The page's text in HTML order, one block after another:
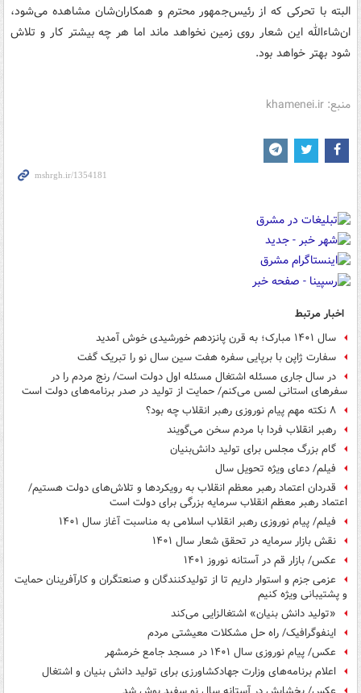
البته با تحرکی که از رئیس‌جمهور محترم و همکاران‌شان مشاهده می‌شود،
ان‌شاءالله این شعار روی زمین نخواهد ماند اما هر چه بیشتر کار و تلاش
شود بهتر خواهد بود.
منبع: khamenei.ir
اخبار مرتبط
سال ۱۴۰۱ مبارک؛ به قرن پانزدهم خورشیدی خوش آمدید
سفارت ژاپن با برپایی سفره هفت سین سال نو را تبریک گفت
در سال جاری مسئله اشتغال مسئله اول دولت است/ رنج مردم را در
سفرهای استانی لمس می‌کنم/ حمایت از تولید در صدر برنامه‌های دولت است
۸ نکته مهم پیام نوروزی رهبر انقلاب چه بود؟
رهبر انقلاب فردا با مردم سخن می‌گویند
گام بزرگ مجلس برای تولید دانش‌بنیان
فیلم/ دعای ویژه تحویل سال
قدردان اعتماد رهبر معظم انقلاب به رویکردها و تلاش‌های دولت هستیم/
اعتماد رهبر معظم انقلاب سرمایه بزرگی برای دولت است
فیلم/ پیام نوروزی رهبر انقلاب اسلامی به مناسبت آغاز سال ۱۴۰۱
نقش بازار سرمایه در تحقق شعار سال ۱۴۰۱
عکس/ بازار قم در آستانه نوروز ۱۴۰۱
عزمی جزم و استوار داریم تا از تولیدکنندگان و صنعتگران و کارآفرینان حمایت
و پشتیبانی ویژه کنیم
«تولید دانش بنیان» اشتغالزایی می‌کند
اینفوگرافیک/ راه حل مشکلات معیشتی مردم
عکس/ پیام نوروزی سال ۱۴۰۱ در مسجد جامع خرمشهر
اعلام برنامه‌های وزارت جهادکشاورزی برای تولید دانش بنیان و اشتغال